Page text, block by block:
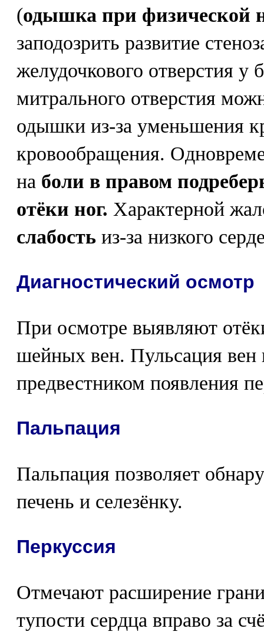
(одышка при физической
заподозрить развитие
желудочкового отверстия у
митрального отверстия
одышки из-за уменьшения
кровообращения.
на боли в правом
отёки ног. Характерной
слабость из-за низкого
Диагностический осмотр
При осмотре выявляют
шейных вен. Пульсация
предвестником появления
Пальпация
Пальпация позволяет
печень и селезёнку.
Перкуссия
Отмечают расширение
тупости сердца вправо за